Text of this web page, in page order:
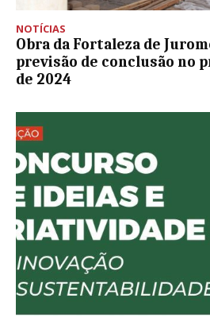
NOTÍCIAS
Obra da Fortaleza de
previsão de conclusão no
de 2024